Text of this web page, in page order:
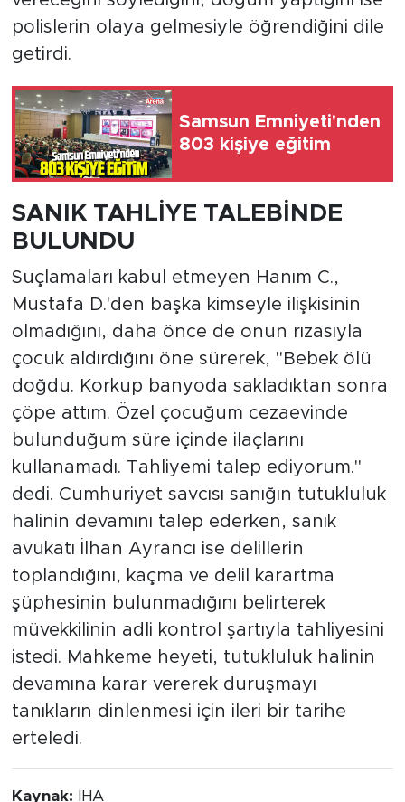
polislerin olaya gelmesiyle öğrendiğini dile
getirdi.
Samsun Emniyeti'nden
803 kişiye eğitim
SANIK TAHLİYE TALEBİNDE
BULUNDU
Suçlamaları kabul etmeyen Hanım C.,
Mustafa D.'den başka kimseyle ilişkisinin
olmadığını, daha önce de onun rızasıyla
çocuk aldırdığını öne sürerek, "Bebek ölü
doğdu. Korkup banyoda sakladıktan sonra
çöpe attım. Özel çocuğum cezaevinde
bulunduğum süre içinde ilaçlarını
kullanamadı. Tahliyemi talep ediyorum."
dedi. Cumhuriyet savcısı sanığın tutukluluk
halinin devamını talep ederken, sanık
avukatı İlhan Ayrancı ise delillerin
toplandığını, kaçma ve delil karartma
şüphesinin bulunmadığını belirterek
müvekkilinin adli kontrol şartıyla tahliyesini
istedi. Mahkeme heyeti, tutukluluk halinin
devamına karar vererek duruşmayı
tanıkların dinlenmesi için ileri bir tarihe
erteledi.
Kaynak: İHA